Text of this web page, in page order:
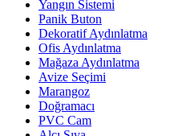
Yangın Sistemi
Panik Buton
Dekoratif Aydınlatma
Ofis Aydınlatma
Mağaza Aydınlatma
Avize Seçimi
Marangoz
Doğramacı
PVC Cam